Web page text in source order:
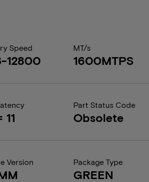
Speed
12800
MT/s
1600MTPS
11
Part Status Code
Obsolete
Version Package Type
GREEN